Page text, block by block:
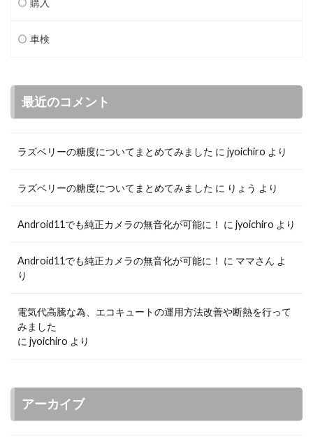
購入
車検
最近のコメント
ラズベリーの糖度についてまとめてみました に jyoichiro より
ラズベリーの糖度についてまとめてみました に りょう より
Android11でも純正カメラの無音化が可能に！ に jyoichiro より
Android11でも純正カメラの無音化が可能に！ に ママさん よ
り
電気代高騰な為、エコキュートの運用方法改善や断熱を行って
みました
に jyoichiro より
アーカイブ